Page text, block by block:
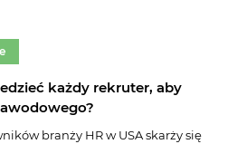
każdy rekruter, aby
branży HR w USA skarży się